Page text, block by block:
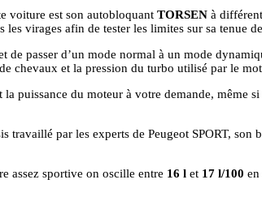
voiture est son autobloquant TORSEN à
les virages afin de tester les limites sur sa tenue
de passer d’un mode normal à un mode
chevaux et la pression du turbo utilisé par le
puissance du moteur à votre demande, même
travaillé par les experts de Peugeot SPORT,
assez sportive on oscille entre 16 l et 17 l/100